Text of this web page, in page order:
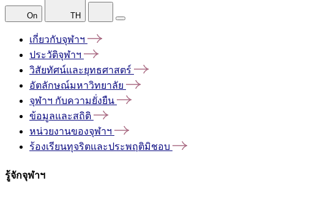
On TH
เกี่ยวกับจุฬาฯ
ประวัติจุฬาฯ
วิสัยทัศน์และยุทธศาสตร์
อัตลักษณ์มหาวิทยาลัย
จุฬาฯ กับความยั่งยืน
ข้อมูลและสถิติ
หน่วยงานของจุฬาฯ
ร้องเรียนทุจริตและประพฤติมิชอบ
รู้จักจุฬาฯ